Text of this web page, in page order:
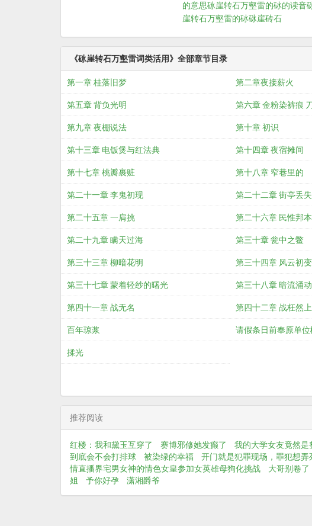
的意思砯崖转石万壑雷的砅的读音
崖转石万壑雷的砅砯崖砖石
《砯崖转石万壑雷词类活用》全部章节目录
第一章 桂落旧梦 第二章夜接薪火
第五章 背负光明 第六章 金粉染裤痕
第九章 夜棚说法 第十章 初识
第十三章 电饭煲与红法典 第十四章 夜宿摊间
第十七章 桃瓣裹赃 第十八章 窄巷里的
第二十一章 李鬼初现 第二十二章 街亭丢
第二十五章 一肩挑 第二十六章 民惟邦本
第二十九章 瞒天过海 第三十章 瓮中之鳖
第三十三章 柳暗花明 第三十四章 风云初变
第三十七章 蒙着轻纱的曙光 第三十八章 暗流涌动
第四十一章 战无名 第四十二章 战枉然上
百年琼浆 请假条日前奉原单位
揉光
推荐阅读
红楼：我和黛玉互穿了 赛博邪修她发癫了 我的大学女友竟然
到底会不会打排球
被染绿的幸福 开门就是犯罪现场，罪犯想弄
情直播界宅男女神的情色女皇参加女英雄母狗化挑战
大哥别卷了
姐
予你好孕 潇湘爵爷